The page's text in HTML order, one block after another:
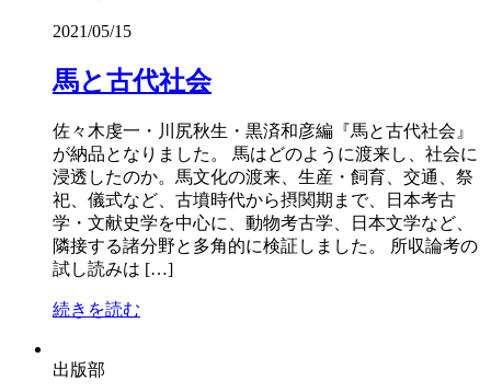
2021/05/15
馬と古代社会
佐々木虔一・川尻秋生・黒済和彦編『馬と古代社会』
が納品となりました。 馬はどのように渡来し、社会に
浸透したのか。馬文化の渡来、生産・飼育、交通、祭
祀、儀式など、古墳時代から摂関期まで、日本考古
学・文献史学を中心に、動物考古学、日本文学など、
隣接する諸分野と多角的に検証しました。 所収論考の
試し読みは […]
続きを読む
出版部